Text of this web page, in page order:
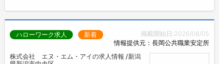
掲載開始日:2026/08/05
情報提供元：長岡公共職業安定所
ハローワーク求人 新着
株式会社 エヌ・エム・アイの求人情報 /新潟